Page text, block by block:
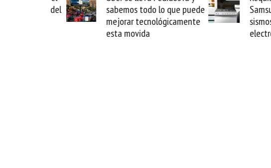
sabemos todo lo que puede
mejorar tecnológicamente
esta movida
Samsung
sismos y